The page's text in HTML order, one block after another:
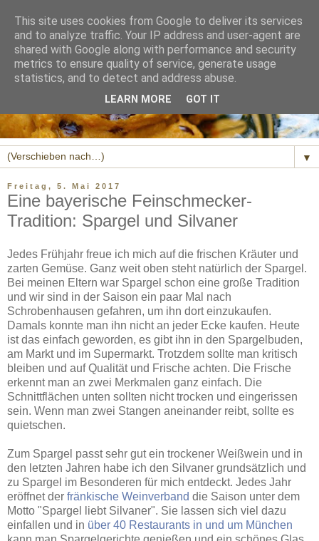
▼
Freitag, 5. Mai 2017
Eine bayerische Feinschmecker-
Tradition: Spargel und Silvaner
Jedes Frühjahr freue ich mich auf die frischen Kräuter und
zarten Gemüse. Ganz weit oben steht natürlich der Spargel.
Bei meinen Eltern war Spargel schon eine große Tradition
und wir sind in der Saison ein paar Mal nach
Schrobenhausen gefahren, um ihn dort einzukaufen.
Damals konnte man ihn nicht an jeder Ecke kaufen. Heute
ist das einfach geworden, es gibt ihn in den Spargelbuden,
am Markt und im Supermarkt. Trotzdem sollte man kritisch
bleiben und auf Qualität und Frische achten. Die Frische
erkennt man an zwei Merkmalen ganz einfach. Die
Schnittflächen unten sollten nicht trocken und eingerissen
sein. Wenn man zwei Stangen aneinander reibt, sollte es
quietschen.
Zum Spargel passt sehr gut ein trockener Weißwein und in
den letzten Jahren habe ich den Silvaner grundsätzlich und
zu Spargel im Besonderen für mich entdeckt. Jedes Jahr
eröffnet der fränkische Weinverband die Saison unter dem
Motto "Spargel liebt Silvaner". Sie lassen sich viel dazu
einfallen und in über 40 Restaurants in und um München
This site uses cookies from Google to deliver its services
and to analyze traffic. Your IP address and user-agent are
shared with Google along with performance and security
metrics to ensure quality of service, generate usage
statistics, and to detect and address abuse.
LEARN MORE GOT IT